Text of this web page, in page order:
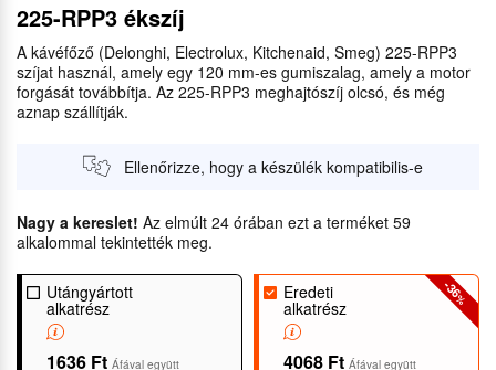
225-RPP3 ékszíj
A kávéfőző (Delonghi, Electrolux, Kitchenaid, Smeg) 225-RPP3
szíjat használ, amely egy 120 mm-es gumiszalag, amely a motor
forgását továbbítja. Az 225-RPP3 meghajtószíj olcsó, és még
aznap szállítják.
Ellenőrizze, hogy a készülék kompatibilis-e
Nagy a kereslet! Az elmúlt 24 órában ezt a terméket 59
alkalommal tekintették meg.
Utángyártott
alkatrész
1636 Ft Áfával együtt
-36
%
Eredeti
alkatrész
4068 Ft Áfával együtt